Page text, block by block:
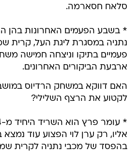
סלאח חסארמה.
* בשבע הפעמים האחרונות בהן
נתניה במסגרת ליגת העל, קרית
פעמיים בתיקו וניצחה חמישה
ארבעת הביקורים האחרונים.
האם דווקא במשחק הרדיוס
לקטוע את הרצף השלילי?
אליו, רק ערן לוי הפצוע עוד
בהפסד של מכבי נתניה לקרית